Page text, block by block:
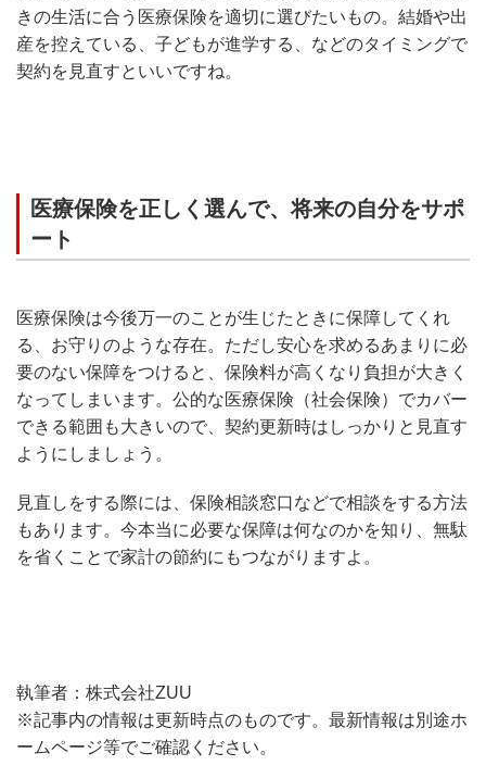
きの生活に合う医療保険を適切に選びたいもの。結婚や出
産を控えている、子どもが進学する、などのタイミングで
契約を見直すといいですね。
医療保険を正しく選んで、将来の自分をサポ
ート
医療保険は今後万一のことが生じたときに保障してくれ
る、お守りのような存在。ただし安心を求めるあまりに必
要のない保障をつけると、保険料が高くなり負担が大きく
なってしまいます。公的な医療保険（社会保険）でカバー
できる範囲も大きいので、契約更新時はしっかりと見直す
ようにしましょう。
見直しをする際には、保険相談窓口などで相談をする方法
もあります。今本当に必要な保障は何なのかを知り、無駄
を省くことで家計の節約にもつながりますよ。
執筆者：株式会社ZUU
※記事内の情報は更新時点のものです。最新情報は別途ホ
ームページ等でご確認ください。